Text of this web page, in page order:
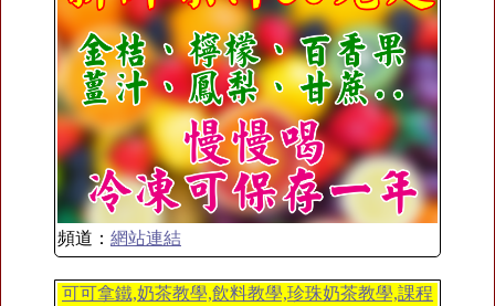
頻道： 網站連結
可可拿鐵,奶茶教學,飲料教學,珍珠奶茶教學,課程